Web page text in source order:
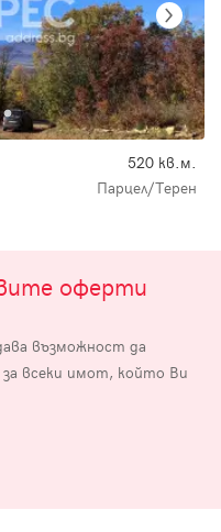
520 кв.м.
Парцел/Терен
оферти
възможност да
всеки имот, който Ви